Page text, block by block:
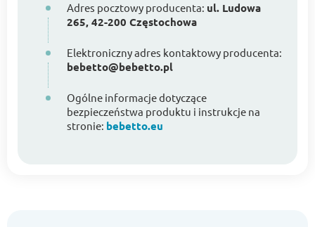
Adres pocztowy producenta: ul. Ludowa
265, 42-200 Częstochowa
Elektroniczny adres kontaktowy producenta:
bebetto@bebetto.pl
Ogólne informacje dotyczące
bezpieczeństwa produktu i instrukcje na
stronie: bebetto.eu